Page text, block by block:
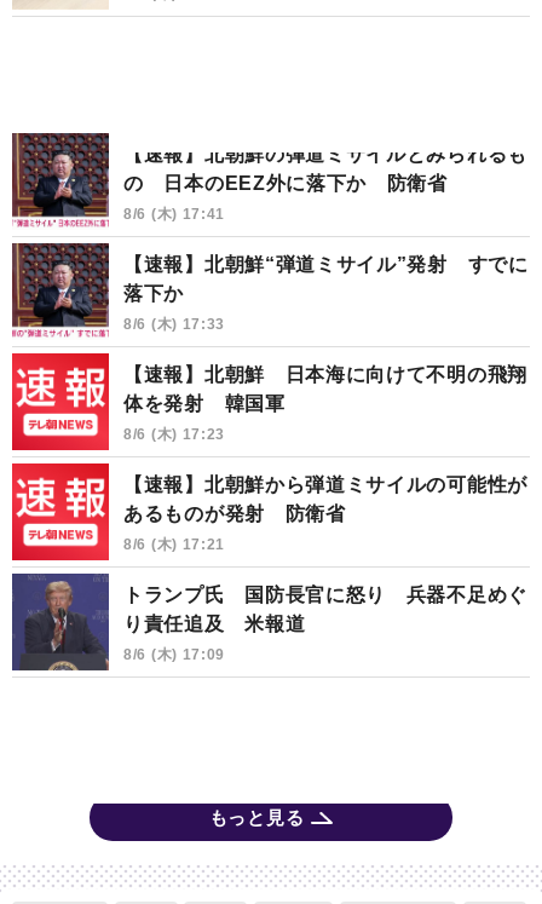
【速報】北朝鮮の弾道ミサイルとみられるも
の 日本のEEZ外に落下か 防衛省
8/6 (木) 17:41
【速報】北朝鮮“弾道ミサイル”発射 すでに
落下か
8/6 (木) 17:33
【速報】北朝鮮 日本海に向けて不明の飛翔
体を発射 韓国軍
8/6 (木) 17:23
【速報】北朝鮮から弾道ミサイルの可能性が
あるものが発射 防衛省
8/6 (木) 17:21
トランプ氏 国防長官に怒り 兵器不足めぐ
り責任追及 米報道
8/6 (木) 17:09
もっと見る